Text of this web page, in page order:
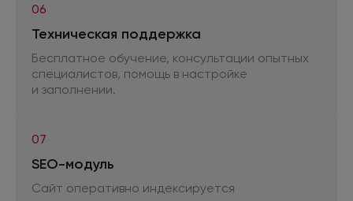
06
Техническая поддержка
Бесплатное обучение, консультации опытных
специалистов, помощь в настройке
и заполнении.
07
SEO-модуль
Сайт оперативно индексируется